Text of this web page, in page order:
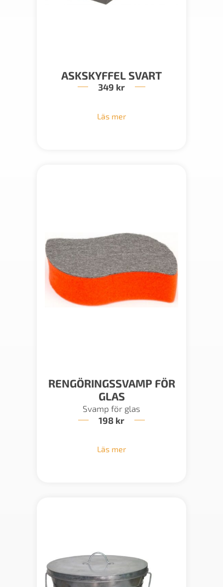
ASKSKYFFEL SVART
349 kr
Läs mer
RENGÖRINGSSVAMP FÖR
GLAS
Svamp för glas
198 kr
Läs mer